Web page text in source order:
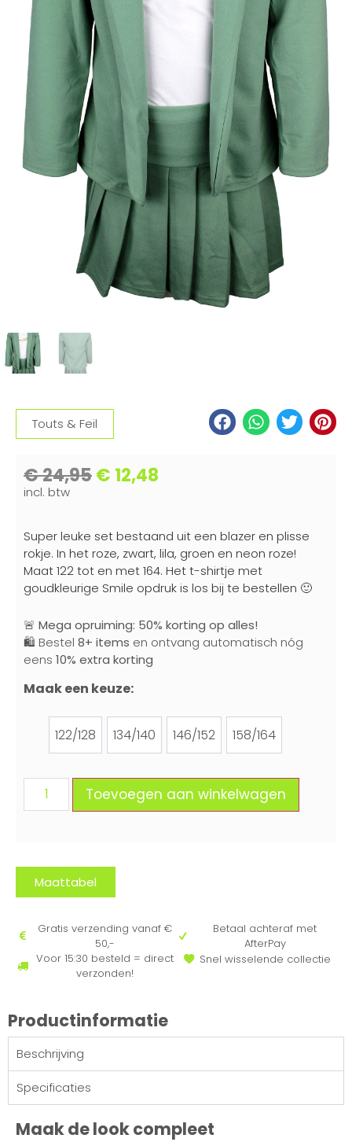
Touts & Feil
€24,95€ 12,48
incl. btw
Super leuke set bestaand uit een blazer en plisse
rokje. In het roze, zwart, lila, groen en neon roze!
Maat 122 tot en met 164. Het t-shirtje met
goudkleurige Smile opdruk is los bij te bestellen 🙂
🚨 Mega opruiming: 50% korting op alles!
🛍️ Bestel 8+ items en ontvang automatisch nóg
eens 10% extra korting
Maak een keuze:
122/128
122/128
134/140
134/140
146/152
146/152
158/164
158/164
Toevoegen aan winkelwagen
Maattabel
Gratis verzending vanaf €
50,-
Voor 15:30 besteld = direct
verzonden!
Betaal achteraf met
AfterPay
Snel wisselende collectie
Productinformatie
Beschrijving
Specificaties
Maak de look compleet